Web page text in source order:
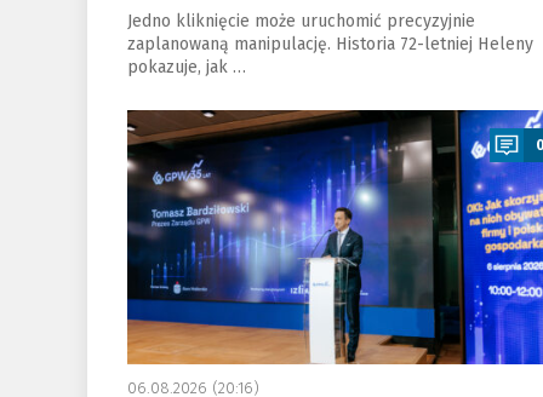
Jedno kliknięcie może uruchomić precyzyjnie
zaplanowaną manipulację. Historia 72-letniej Heleny
pokazuje, jak …
a
06.08.2026 (20:16)